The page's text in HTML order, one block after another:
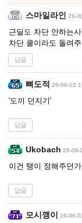
스마일라인 26-
근딜도 차단 안하는
차단 쿨이라도 돌려
답글
뼈도적 26-06-02
'도끼 던지기'
답글
Ukobach 26-06-
이건 탱이 정해주던
답글
모시깽이 26-06-